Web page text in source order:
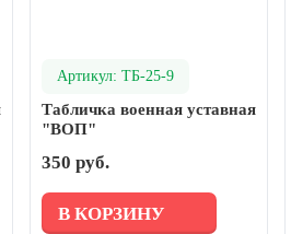
Артикул: ТБ-25-9
Табличка военная уставная
"ВОП"
350 руб.
В КОРЗИНУ